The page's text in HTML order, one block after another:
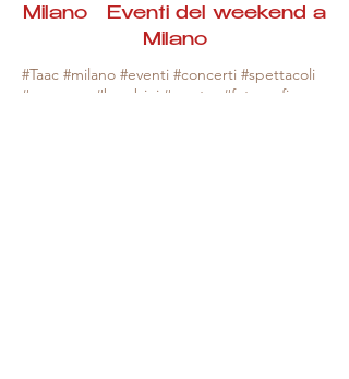
Milano Eventi del weekend a
Milano
#Taac #milano #eventi #concerti #spettacoli
#rassegne #bambini #mostre #fotografia